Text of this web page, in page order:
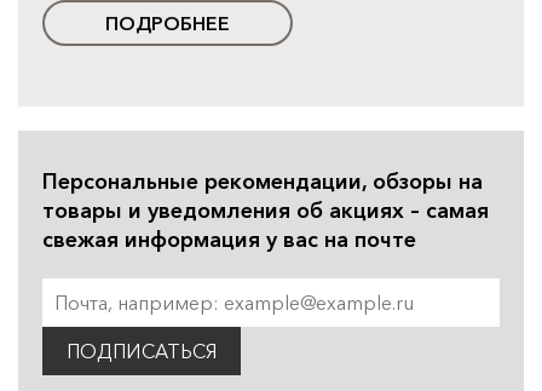
ПОДРОБНЕЕ
Персональные рекомендации, обзоры на
товары и уведомления об акциях – самая
свежая информация у вас на почте
ПОДПИСАТЬСЯ